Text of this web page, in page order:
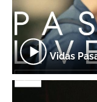
Vidas